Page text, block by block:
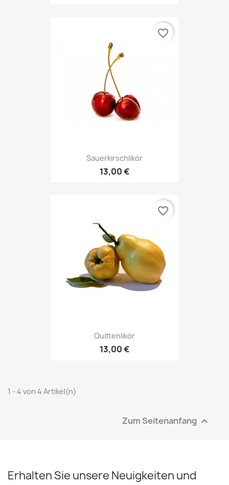
Sauerkirschlikör
13,00 €
favorite_border
Quittenlikör
13,00 €
favorite_border
1 - 4 von 4 Artikel(n)
Zum Seitenanfang 
Erhalten Sie unsere Neuigkeiten und